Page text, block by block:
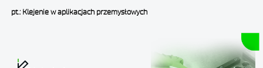
pt.: Klejenie w aplikacjach przemysłowych